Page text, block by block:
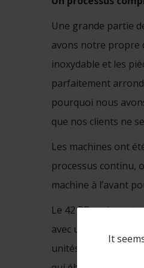
It
Une grande partie
avons notre propre
inoxydable et les
parfaitement
pourquoi nous
que nos clients ne
Les machines ont
processus continu,
machine à l’avant
Le 42 RB series est
avec une bonne
unités de bande ou